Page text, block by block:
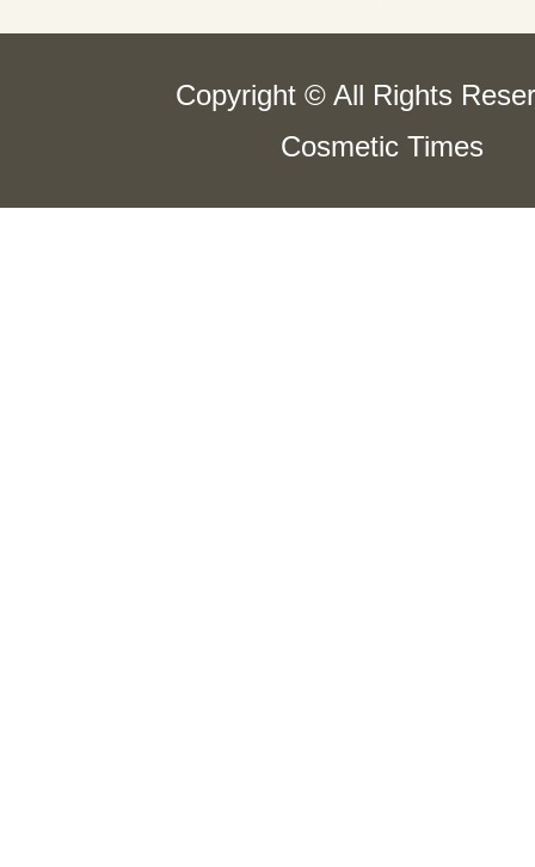
Copyright © All Rights
Cosmetic Times